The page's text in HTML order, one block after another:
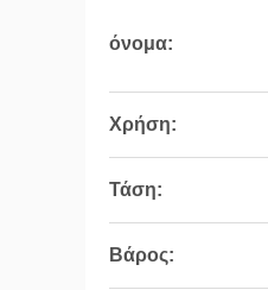
όνομα:
Χρήση:
Τάση:
Βάρος: